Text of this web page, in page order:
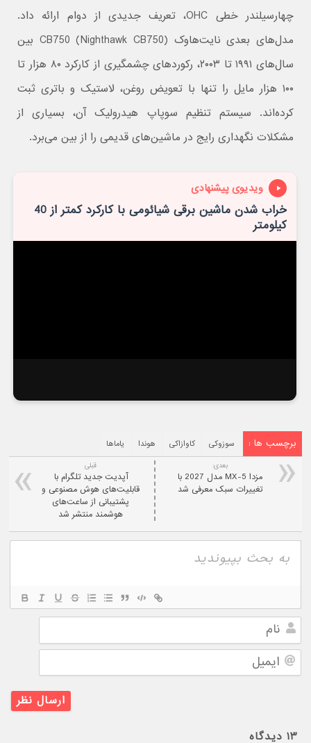
چهارسیلندر خطی OHC، تعریف جدیدی از دوام ارائه داد.
مدل‌های بعدی نایت‌هاوک CB750 (Nighthawk CB750) بین
سال‌های ۱۹۹۱ تا ۲۰۰۳، رکوردهای چشمگیری از کارکرد ۸۰ هزار تا
۱۰۰ هزار مایل را تنها با تعویض روغن، لاستیک و باتری ثبت
کرده‌اند. سیستم تنظیم سوپاپ هیدرولیک آن، بسیاری از
مشکلات نگهداری رایج در ماشین‌های قدیمی را از بین می‌برد.
ویدیوی پیشنهادی
خراب شدن ماشین برقی شیائومی با کارکرد کمتر از 40
کیلومتر
برچسب ها : سوزوکی کاوازاکی هوندا یاماها
قبلی
آپدیت جدید تلگرام با
قابلیت‌های هوش مصنوعی و
پشتیبانی از ساعت‌های
هوشمند منتشر شد
بعدی:
مزدا MX-5 مدل 2027 با
تغییرات سبک معرفی شد
نام
ایمیل
۱۳ دیدگاه